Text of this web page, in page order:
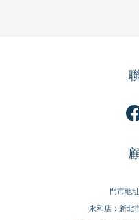
門市地
永和店：新北